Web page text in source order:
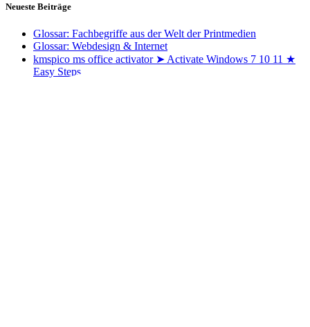
Neueste Beiträge
Glossar: Fachbegriffe aus der Welt der Printmedien
Glossar: Webdesign & Internet
kmspico ms office activator ➤ Activate Windows 7 10 11 ★
Easy Steps